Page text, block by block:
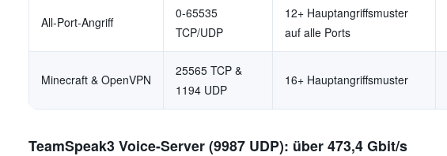
All-Port-Angriff
0-65535
TCP/UDP
12+ Hauptangriffsmuster
auf alle Ports
Minecraft & OpenVPN
25565 TCP &
1194 UDP
16+ Hauptangriffsmuster
TeamSpeak3 Voice-Server (9987 UDP): über 473,4 Gbit/s